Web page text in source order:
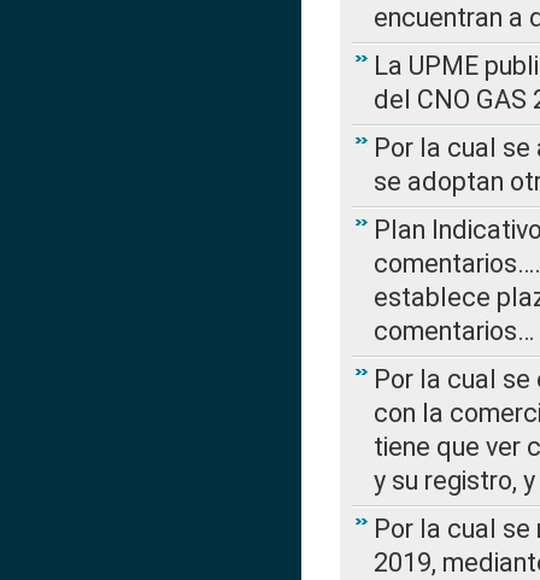
encuentran a
La UPME
del CNO
Por la cual
se adoptan
Plan
establece
comentarios…
Por la cual
con la
tiene que ver
y su registro,
Por la cual
2019,